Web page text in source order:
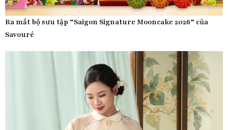
Ra mắt bộ sưu tập “Saigon Signature Mooncake 2026” của
Savouré